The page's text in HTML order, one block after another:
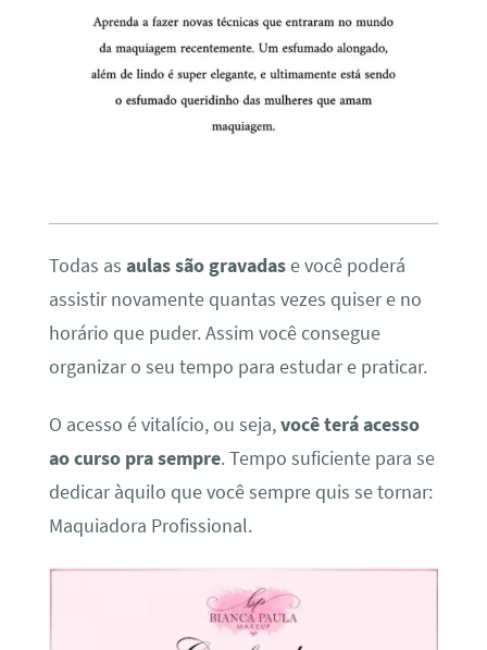
Todas as aulas são gravadase você poderá
assistir novamente quantas vezes quiser e no
horário que puder. Assim você consegue
organizar o seu tempo para estudar e praticar.
O acesso é vitalício, ou seja,você terá acesso
ao curso pra sempre. Tempo suficiente para se
dedicar àquilo que você sempre quis se tornar:
Maquiadora Profissional.